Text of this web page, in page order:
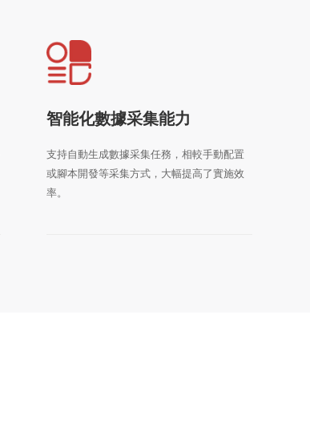
智能化數據采集能力
支持自動生成數據采集任務，相較手動配置
或腳本開發等采集方式，大幅提高了實施效
率。